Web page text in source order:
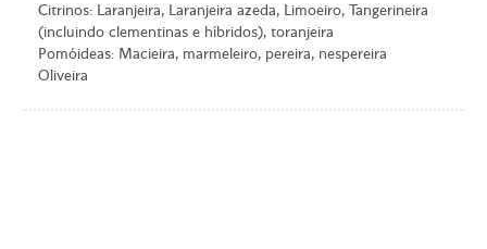
Citrinos: Laranjeira, Laranjeira azeda, Limoeiro, Tangerineira
(incluindo clementinas e híbridos), toranjeira
Pomóideas: Macieira, marmeleiro, pereira, nespereira
Oliveira